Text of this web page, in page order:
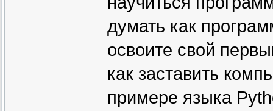
думать как
освоите свой
как заставить
примере языка